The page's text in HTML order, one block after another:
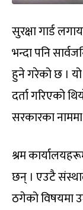
सुरक्षा गार्ड
भन्दा पनि
हुने गरेको छ ।
दर्ता गरिएको
सरकारका
श्रम
छन् । एउटै
ठगेको विषयमा